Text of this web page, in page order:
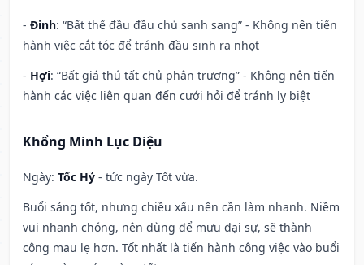
- Đinh: “Bất thế đầu đầu chủ sanh sang” - Không nên tiến
hành việc cắt tóc để tránh đầu sinh ra nhọt
- Hợi: “Bất giá thú tất chủ phân trương” - Không nên tiến
hành các việc liên quan đến cưới hỏi để tránh ly biệt
Khổng Minh Lục Diệu
Ngày: Tốc Hỷ - tức ngày Tốt vừa.
Buổi sáng tốt, nhưng chiều xấu nên cần làm nhanh. Niềm
vui nhanh chóng, nên dùng để mưu đại sự, sẽ thành
công mau lẹ hơn. Tốt nhất là tiến hành công việc vào buổi